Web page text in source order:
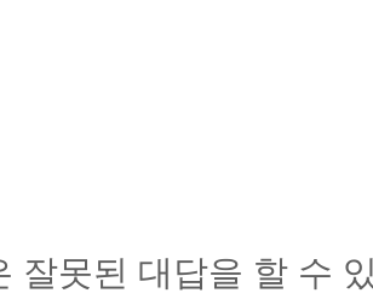
잘못된 대답을 할 수